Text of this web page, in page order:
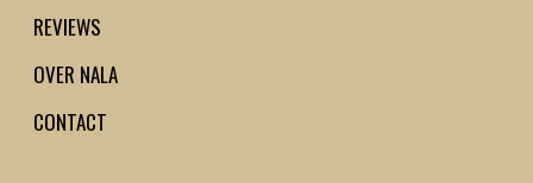
REVIEWS
OVER NALA
CONTACT